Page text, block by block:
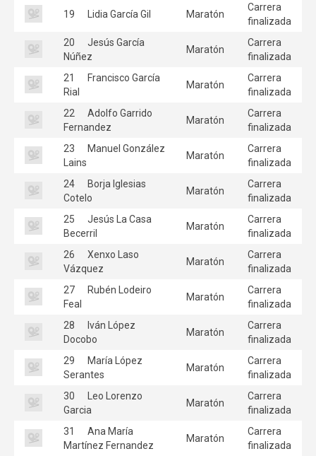
19 Lidia García Gil Maratón
Carrera
finalizada
20
Jesús García
Núñez
Maratón
Carrera
finalizada
21
Francisco García
Rial
Maratón
Carrera
finalizada
22
Adolfo Garrido
Fernandez
Maratón
Carrera
finalizada
23
Manuel González
Lains
Maratón
Carrera
finalizada
24
Borja Iglesias
Cotelo
Maratón
Carrera
finalizada
25
Jesús La Casa
Becerril
Maratón
Carrera
finalizada
26
Xenxo Laso
Vázquez
Maratón
Carrera
finalizada
27
Rubén Lodeiro
Feal
Maratón
Carrera
finalizada
28
Iván López
Docobo
Maratón
Carrera
finalizada
29
María López
Serantes
Maratón
Carrera
finalizada
30
Leo Lorenzo
Garcia
Maratón
Carrera
finalizada
31
Ana María
Martínez Fernandez
Maratón
Carrera
finalizada